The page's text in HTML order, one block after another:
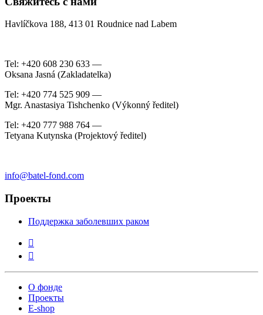
Havlíčkova 188, 413 01 Roudnice nad Labem
Tel: +420 608 230 633 —
Oksana Jasná (Zakladatelka)
Tel: +420 774 525 909 —
Mgr. Anastasiya Tishchenko (Výkonný ředitel)
Tel: +420 777 988 764 —
Tetyana Kutynska (Projektový ředitel)
info@batel-fond.com
Проекты
Поддержка заболевших раком
О фонде
Проекты
E-shop